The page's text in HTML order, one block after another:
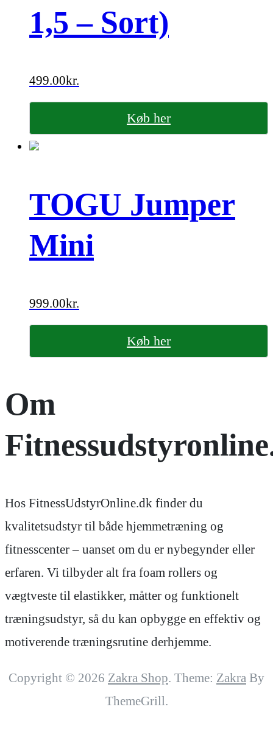
1,5 – Sort)
499.00kr.
Køb her
TOGU Jumper
Mini
999.00kr.
Køb her
Om
Hos FitnessUdstyrOnline.dk finder du
kvalitetsudstyr til både hjemmetræning og
fitnesscenter – uanset om du er nybegynder eller
erfaren. Vi tilbyder alt fra foam rollers og
vægtveste til elastikker, måtter og funktionelt
træningsudstyr, så du kan opbygge en effektiv og
motiverende træningsrutine derhjemme.
Copyright © 2026 Zakra Shop. Theme: Zakra By
ThemeGrill.